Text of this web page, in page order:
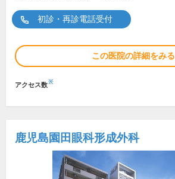
初診・再診電話受付
この医院の詳細をみる
アクセス数※
鹿児島園田眼科形成外科